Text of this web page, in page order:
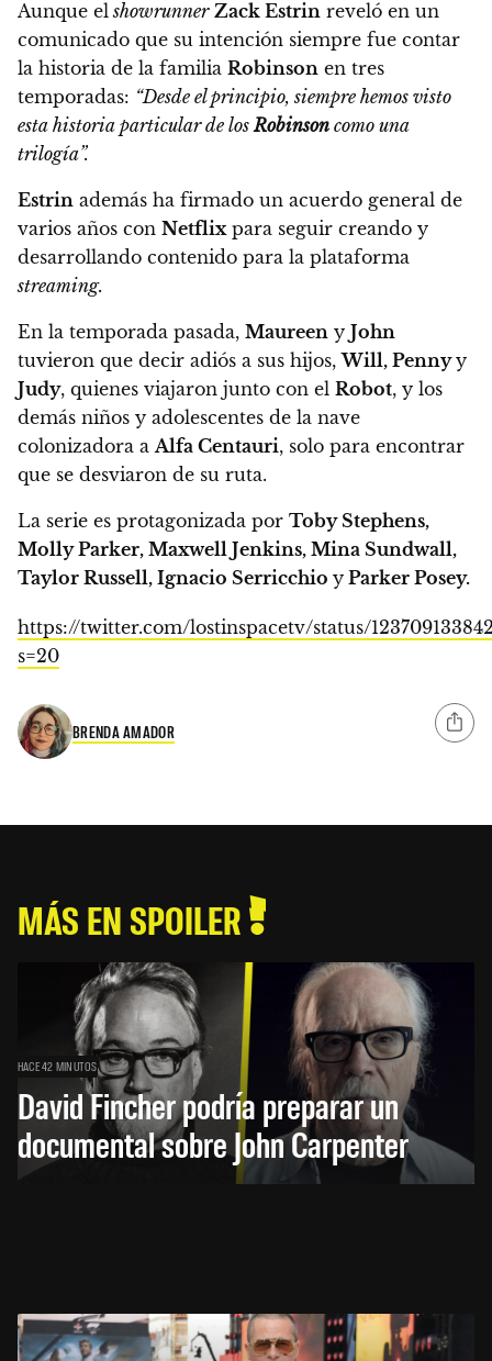
Aunque elshowrunner Zack Estrin reveló en un
comunicado que su intención siempre fue contar
la historia de la familia Robinson en tres
temporadas: “Desde el principio, siempre hemos visto
esta historia particular de losRobinson como una
trilogía”.
Estrin además ha firmado un acuerdo general de
varios años con Netflixpara seguir creando y
desarrollando contenido para la plataforma
streaming.
En la temporada pasada, Maureen y John
tuvieron que decir adiós a sus hijos,Will, Pennyy
Judy, quienes viajaron junto con el Robot, y los
demás niños y adolescentes de la nave
colonizadora aAlfa Centauri, solo para encontrar
que se desviaron de su ruta.
La serie es protagonizada por Toby Stephens,
Molly Parker, Maxwell Jenkins, Mina Sundwall,
Taylor Russell, Ignacio Serricchio y Parker Posey.
https://twitter.com/lostinspacetv/status/
s=20
BRENDA AMADOR
MÁS EN SPOILER
HACE 42 MINUTOS
David Fincher podría preparar un
documental sobre John Carpenter